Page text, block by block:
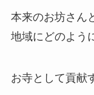
本来のお坊さん
地域にどのよう
お寺として貢献